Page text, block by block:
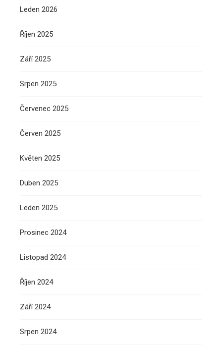
Leden 2026
Říjen 2025
Září 2025
Srpen 2025
Červenec 2025
Červen 2025
Květen 2025
Duben 2025
Leden 2025
Prosinec 2024
Listopad 2024
Říjen 2024
Září 2024
Srpen 2024